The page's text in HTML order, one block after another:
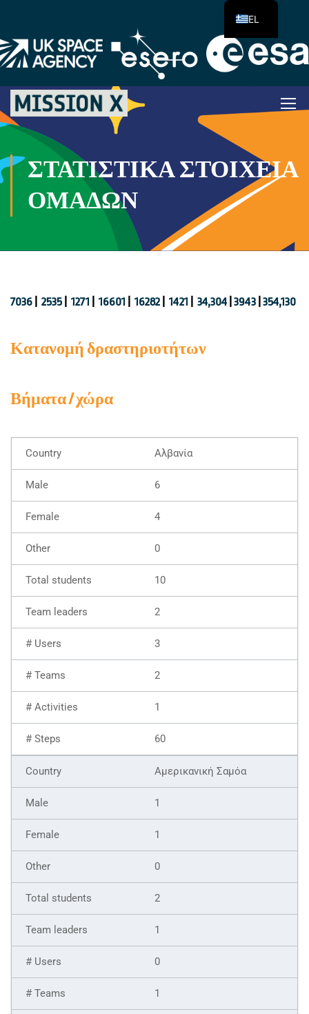
ΣΤΑΤΙΣΤΙΚΆ ΣΤΟΙΧΕΊΑ
ΟΜΆΔΩΝ
7036 2535 1271 16601 16282 1421 34,304 3943 354,130
Κατανομή δραστηριοτήτων
Βήματα / χώρα
Αλβανία
6
4
0
10
2
3
2
1
60
Αμερικανική Σαμόα
1
1
0
2
1
0
1
EL